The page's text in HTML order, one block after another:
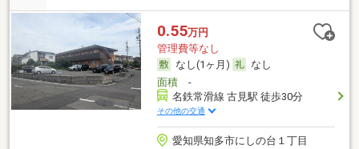
0.55万円
管理費等なし
なし(1ヶ月)
なし
面積-
名鉄常滑線 古見駅 徒歩30分
その他の交通
愛知県知多市にしの台１丁目